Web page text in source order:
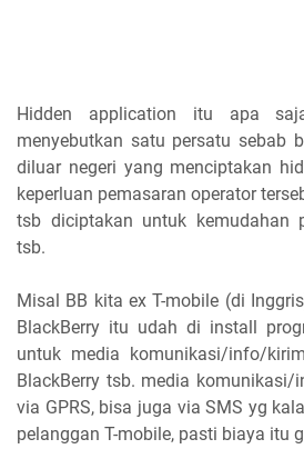
Hidden application itu apa
menyebutkan satu persatu sebab
diluar negeri yang menciptakan
keperluan pemasaran operator
tsb diciptakan untuk kemudahan
tsb.
Misal BB kita ex T-mobile (di
BlackBerry itu udah di install
untuk media komunikasi/info/
BlackBerry tsb. media
via GPRS, bisa juga via SMS yg
pelanggan T-mobile, pasti biaya itu